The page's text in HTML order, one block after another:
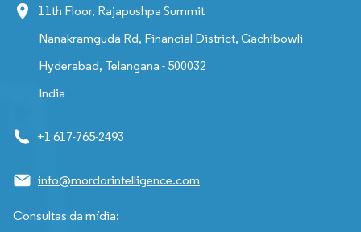
11th Floor, Rajapushpa Summit
Nanakramguda Rd, Financial District, Gachibowli
Hyderabad, Telangana - 500032
India
+1 617-765-2493
info@mordorintelligence.com
Consultas da mídia: